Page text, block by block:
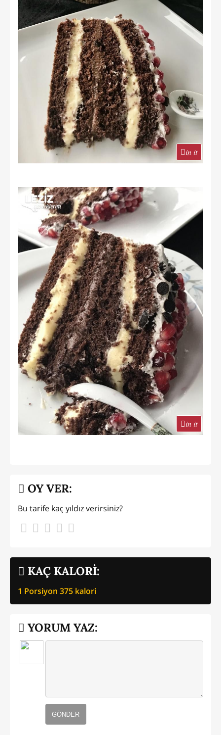
in it
in it
KAÇ KALORİ:
1 Porsiyon 375 kalori
OY VER:
Bu tarife kaç yıldız verirsiniz?
YORUM YAZ:
GÖNDER